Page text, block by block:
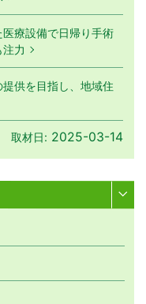
療設備で日帰り手術
力
供を目指し、地域住
取材日: 2025-03-14